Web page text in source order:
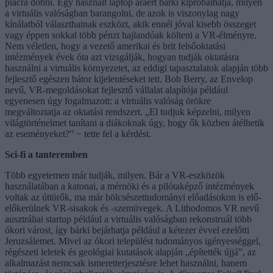
a virtuális valóságban barangolni, de azok is viszonylag nagy
kínálatból választhatnak eszközt, akik ennél jóval kisebb összeget
vagy éppen sokkal több pénzt hajlandóak költeni a VR-élményre.
Nem véletlen, hogy a vezető amerikai és brit felsőoktatási
intézmények évek óta azt vizsgálják, hogyan tudják oktatásra
használni a virtuális környezetet, az eddigi tapasztalatok alapján több
fejlesztő egészen bátor kijelentéseket tett. Bob Berry, az Envelop
nevű, VR-megoldásokat fejlesztő vállalat alapítója például
egyenesen úgy fogalmazott: a virtuális valóság örökre
megváltoztatja az oktatási rendszert. „El tudjuk képzelni, milyen
világtörténelmet tanítani a diákoknak úgy, hogy ők közben átélhetik
az eseményeket?” − tette fel a kérdést.
Sci-fi a tanteremben
Több egyetemen már tudják, milyen. Bár a VR-eszközök
használatában a katonai, a mérnöki és a pilótaképző intézmények
voltak az úttörők, ma már bölcsészettudományi előadásokon is elő-
előkerülnek VR-sisakok és -szemüvegek. A Lithodomos VR nevű
ausztráliai startup például a virtuális valóságban rekonstruál több
ókori várost, így bárki bejárhatja például a kétezer évvel ezelőtti
Jeruzsálemet. Mivel az ókori települést tudományos igényességgel,
régészeti leletek és geológiai kutatások alapján „építették újjá”, az
alkalmazást nemcsak ismeretterjesztésre lehet használni, hanem